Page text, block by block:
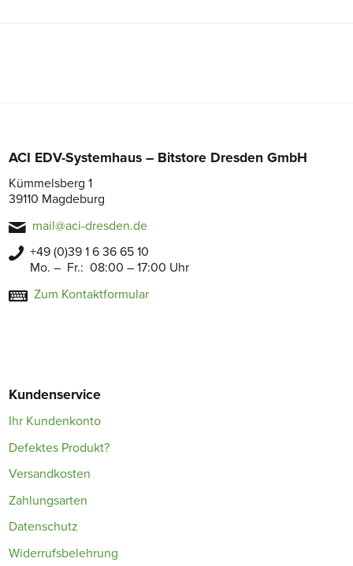
ACI EDV-Systemhaus – Bitstore Dresden GmbH
Kümmelsberg 1
39110 Magdeburg
mail@aci-dresden.de
+49 (0)39 1 6 36 65 10
Mo. – Fr.: 08:00 – 17:00 Uhr
Zum Kontaktformular
Kundenservice
Ihr Kundenkonto
Defektes Produkt?
Versandkosten
Zahlungsarten
Datenschutz
Widerrufsbelehrung